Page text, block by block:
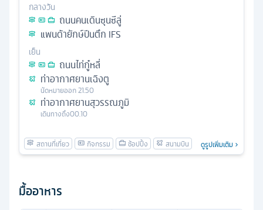
กลางวัน
ถนนคนเดินซุนซีลู่
แพนด้ายักษ์ปีนตึก IFS
เย็น
ถนนไท่กู๋หลี่
ท่าอากาศยานเฉิงตู
นัดหมายออก21.50
ท่าอากาศยานสุวรรณภูมิ
เดินทางถึง00.10
ดูรูปเพิ่มเติม
มื้ออาหาร